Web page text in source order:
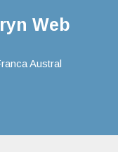
Web
Austral